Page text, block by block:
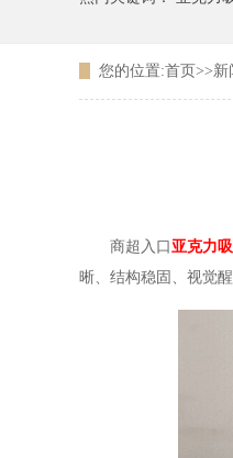
您的位置:首页 >>新
商超入口 亚克力
晰、结构稳固、视觉